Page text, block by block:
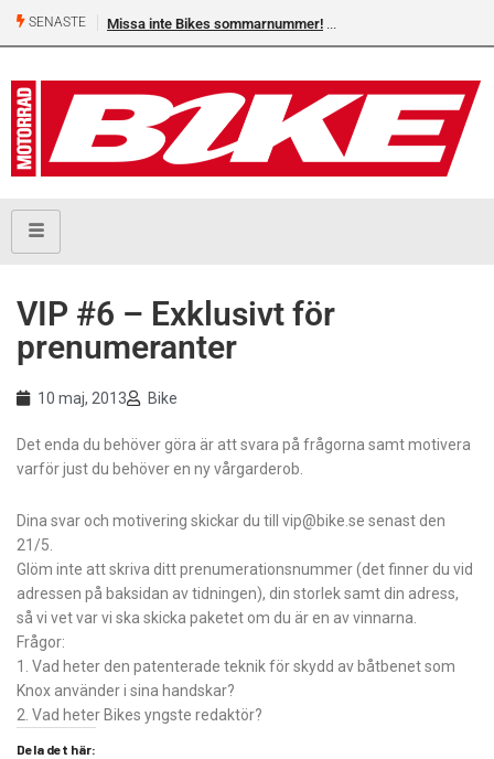
SENASTE Missa inte Bikes sommarnummer!
VIP #6 – Exklusivt för
prenumeranter
10 maj, 2013 Bike
Det enda du behöver göra är att svara på frågorna samt motivera
varför just du behöver en ny vår­garderob.
Dina svar och motivering skickar du till vip@bike.se senast den
21/5.
Glöm inte att skriva ditt prenumerationsnummer (det finner du vid
adressen på baksidan av ­tidningen), din storlek samt din adress,
så vi vet var vi ska skicka paketet om du är en av vinnarna.
Frågor:
1. Vad heter den patenterade teknik för skydd av båtbenet som
Knox använder i sina handskar?
2. Vad heter Bikes yngste redaktör?
Dela det här: